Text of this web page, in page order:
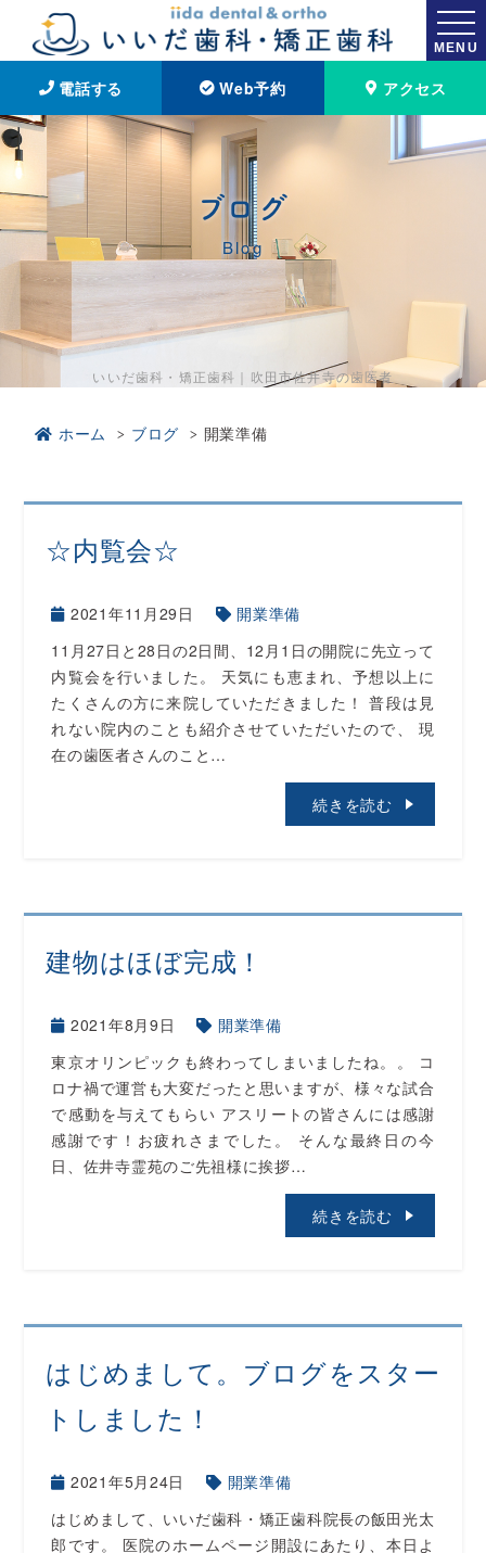
MENU
電話する Web予約 アクセス
ブログ
Blog
いいだ歯科・矯正歯科｜吹田市佐井寺の歯医者
ホーム ブログ 開業準備
☆内覧会☆
2021年11月29日
開業準備
11月27日と28日の2日間、12月1日の開院に先立って
内覧会を行いました。 天気にも恵まれ、予想以上に
たくさんの方に来院していただきました！ 普段は見
れない院内のことも紹介させていただいたので、 現
在の歯医者さんのこと…
続きを読む
建物はほぼ完成！
2021年8月9日
開業準備
東京オリンピックも終わってしまいましたね。。 コ
ロナ禍で運営も大変だったと思いますが、様々な試合
で感動を与えてもらい アスリートの皆さんには感謝
感謝です！お疲れさまでした。 そんな最終日の今
日、佐井寺霊苑のご先祖様に挨拶…
続きを読む
はじめまして。ブログをスター
トしました！
2021年5月24日
開業準備
はじめまして、いいだ歯科・矯正歯科院長の飯田光太
郎です。 医院のホームページ開設にあたり、本日よ